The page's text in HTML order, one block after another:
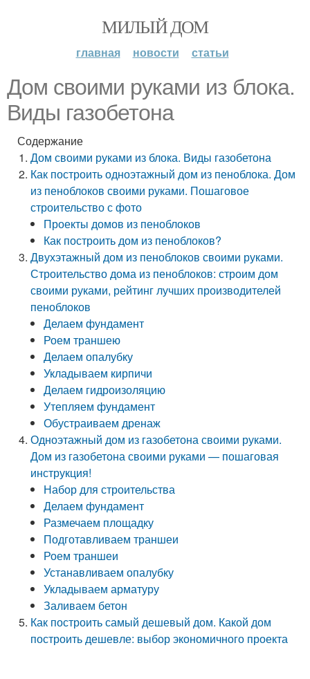
МИЛЫЙ ДОМ
главная новости статьи
Дом своими руками из блока.
Виды газобетона
Содержание
Дом своими руками из блока. Виды газобетона
Как построить одноэтажный дом из пеноблока. Дом
из пеноблоков своими руками. Пошаговое
строительство с фото
Проекты домов из пеноблоков
Как построить дом из пеноблоков?
Двухэтажный дом из пеноблоков своими руками.
Строительство дома из пеноблоков: строим дом
своими руками, рейтинг лучших производителей
пеноблоков
Делаем фундамент
Роем траншею
Делаем опалубку
Укладываем кирпичи
Делаем гидроизоляцию
Утепляем фундамент
Обустраиваем дренаж
Одноэтажный дом из газобетона своими руками.
Дом из газобетона своими руками — пошаговая
инструкция!
Набор для строительства
Делаем фундамент
Размечаем площадку
Подготавливаем траншеи
Роем траншеи
Устанавливаем опалубку
Укладываем арматуру
Заливаем бетон
Как построить самый дешевый дом. Какой дом
построить дешевле: выбор экономичного проекта